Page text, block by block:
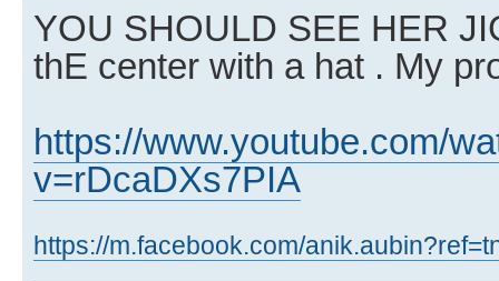
YOU SHOULD SEE HER
thE center with a hat . My
https://www.youtube.com/
v=rDcaDXs7PIA
https://m.facebook.com/